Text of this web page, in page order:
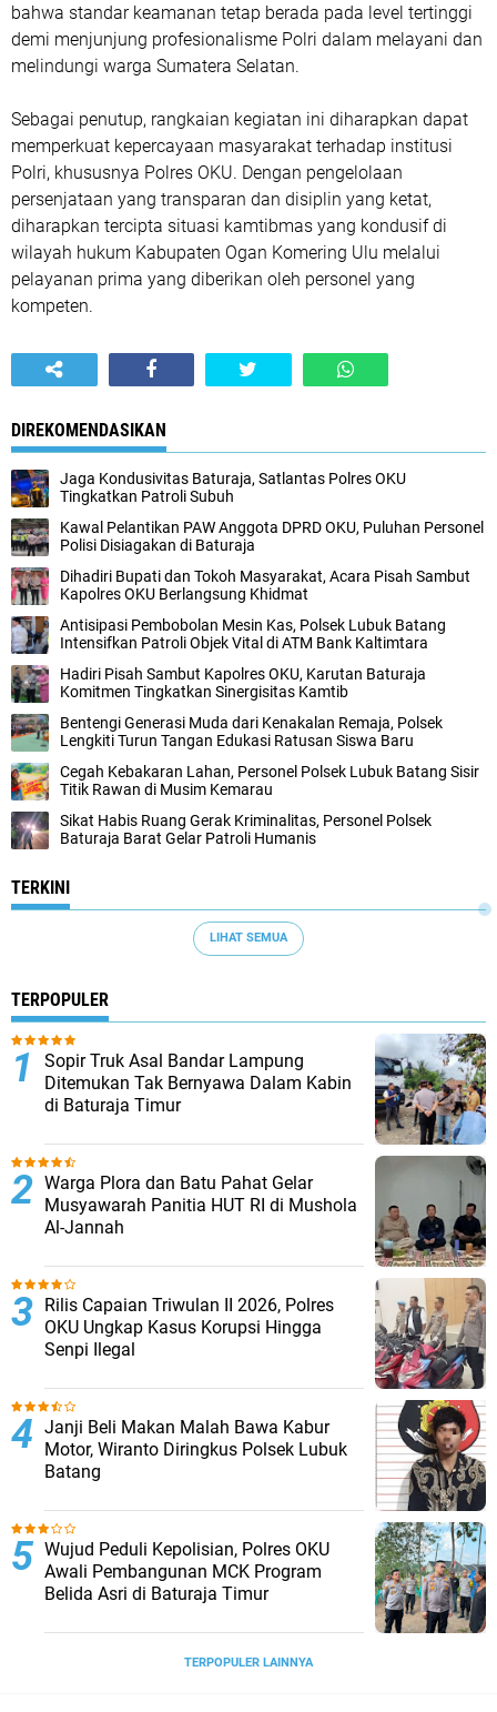
bahwa standar keamanan tetap berada pada level tertinggi
demi menjunjung profesionalisme Polri dalam melayani dan
melindungi warga Sumatera Selatan.
Sebagai penutup, rangkaian kegiatan ini diharapkan dapat
memperkuat kepercayaan masyarakat terhadap institusi
Polri, khususnya Polres OKU. Dengan pengelolaan
persenjataan yang transparan dan disiplin yang ketat,
diharapkan tercipta situasi kamtibmas yang kondusif di
wilayah hukum Kabupaten Ogan Komering Ulu melalui
pelayanan prima yang diberikan oleh personel yang
kompeten.
DIREKOMENDASIKAN
Jaga Kondusivitas Baturaja, Satlantas Polres OKU
Tingkatkan Patroli Subuh
Kawal Pelantikan PAW Anggota DPRD OKU, Puluhan Personel
Polisi Disiagakan di Baturaja
Dihadiri Bupati dan Tokoh Masyarakat, Acara Pisah Sambut
Kapolres OKU Berlangsung Khidmat
Antisipasi Pembobolan Mesin Kas, Polsek Lubuk Batang
Intensifkan Patroli Objek Vital di ATM Bank Kaltimtara
Hadiri Pisah Sambut Kapolres OKU, Karutan Baturaja
Komitmen Tingkatkan Sinergisitas Kamtib
Bentengi Generasi Muda dari Kenakalan Remaja, Polsek
Lengkiti Turun Tangan Edukasi Ratusan Siswa Baru
Cegah Kebakaran Lahan, Personel Polsek Lubuk Batang Sisir
Titik Rawan di Musim Kemarau
Sikat Habis Ruang Gerak Kriminalitas, Personel Polsek
Baturaja Barat Gelar Patroli Humanis
TERKINI
LIHAT SEMUA
TERPOPULER
Sopir Truk Asal Bandar Lampung
Ditemukan Tak Bernyawa Dalam Kabin
di Baturaja Timur
Warga Plora dan Batu Pahat Gelar
Musyawarah Panitia HUT RI di Mushola
Al-Jannah
Rilis Capaian Triwulan II 2026, Polres
OKU Ungkap Kasus Korupsi Hingga
Senpi Ilegal
Janji Beli Makan Malah Bawa Kabur
Motor, Wiranto Diringkus Polsek Lubuk
Batang
Wujud Peduli Kepolisian, Polres OKU
Awali Pembangunan MCK Program
Belida Asri di Baturaja Timur
TERPOPULER LAINNYA